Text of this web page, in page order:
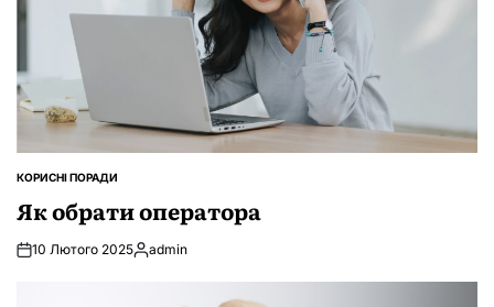
ОПУБЛІКУВАТИ
КОРИСНІ ПОРАДИ
Як обрати оператора
10 Лютого 2025Опубліковано
admin